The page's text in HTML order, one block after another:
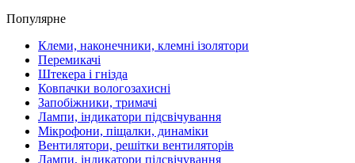
Популярне
Клеми, наконечники, клемні ізолятори
Перемикачі
Штекера і гнізда
Ковпачки вологозахисні
Запобіжники, тримачі
Лампи, індикатори підсвічування
Мікрофони, піщалки, динаміки
Вентилятори, решітки вентиляторів
Лампи, індикатори підсвічування